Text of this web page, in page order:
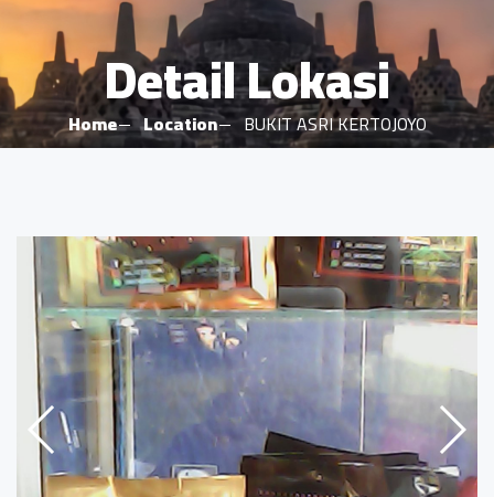
Detail Lokasi
Home Location BUKIT ASRI KERTOJOYO